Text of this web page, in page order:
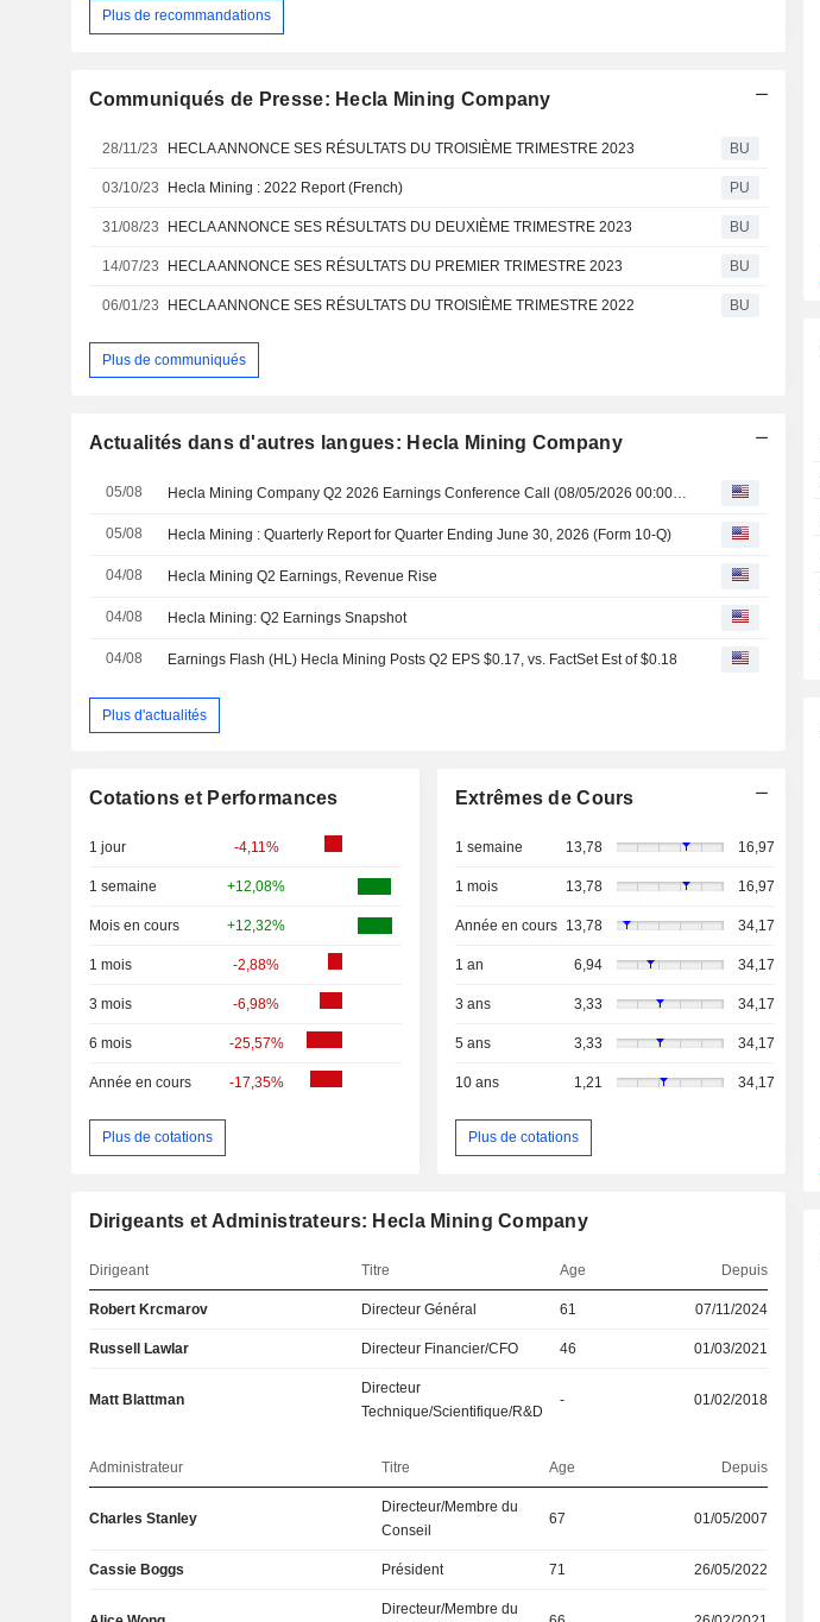
Plus de recommandations
Communiqués de Presse: Hecla Mining Company
28/11/23 HECLA ANNONCE SES RÉSULTATS DU TROISIÈME TRIMESTRE 2023 BU
03/10/23 Hecla Mining : 2022 Report (French) PU
31/08/23 HECLA ANNONCE SES RÉSULTATS DU DEUXIÈME TRIMESTRE 2023 BU
14/07/23 HECLA ANNONCE SES RÉSULTATS DU PREMIER TRIMESTRE 2023 BU
06/01/23 HECLA ANNONCE SES RÉSULTATS DU TROISIÈME TRIMESTRE 2022 BU
Plus de communiqués
Actualités dans d'autres langues: Hecla Mining Company
05/08 Hecla Mining Company Q2 2026 Earnings Conference Call (08/05/2026 00:00:00)
05/08 Hecla Mining : Quarterly Report for Quarter Ending June 30, 2026 (Form 10-Q)
04/08 Hecla Mining Q2 Earnings, Revenue Rise
04/08 Hecla Mining: Q2 Earnings Snapshot
04/08 Earnings Flash (HL) Hecla Mining Posts Q2 EPS $0.17, vs. FactSet Est of $0.18
Plus d'actualités
Cotations et Performances
1 jour -4,11%
1 semaine +12,08%
Mois en cours +12,32%
1 mois -2,88%
3 mois -6,98%
6 mois -25,57%
Année en cours -17,35%
Plus de cotations
Extrêmes de Cours
1 semaine 13,78 16,97
1 mois 13,78 16,97
Année en cours 13,78 34,17
1 an 6,94 34,17
3 ans 3,33 34,17
5 ans 3,33 34,17
10 ans 1,21 34,17
Plus de cotations
Dirigeants et Administrateurs: Hecla Mining Company
Dirigeant Titre Age Depuis
Robert Krcmarov Directeur Général 61 07/11/2024
Russell Lawlar Directeur Financier/CFO 46 01/03/2021
Matt Blattman
Directeur
Technique/Scientifique/R&D
- 01/02/2018
Administrateur Titre Age Depuis
Charles Stanley
Directeur/Membre du
Conseil
67 01/05/2007
Cassie Boggs Président 71 26/05/2022
Directeur/Membre du